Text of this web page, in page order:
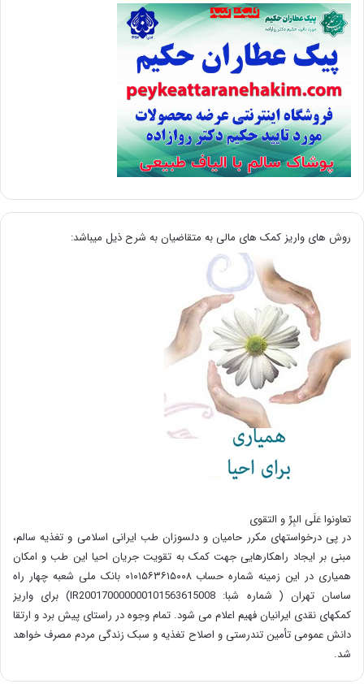
روش های واریز کمک های مالی به متقاضیان به شرح ذیل میباشد:
تعاونوا عَلَی البِرِّ و التقوی
در پی درخواستهای مکرر حامیان و دلسوزان طب ایرانی اسلامی و تغذیه سالم،
مبنی بر ایجاد راهکارهایی جهت کمک به تقویت جریان احیا این طب و امکان
همیاری در این زمینه شماره حساب ۰۱۰۱۵۶۳۶۱۵۰۰۸ بانک ملی شعبه چهار راه
ساسان تهران ( شماره شبا: IR200170000000101563615008) برای واریز
کمکهای نقدی ایرانیان فهیم اعلام می شود. تمام وجوه در راستای پیش برد و ارتقا
دانش عمومی تأمین تندرستی و اصلاح تغذیه و سبک زندگی مردم مصرف خواهد
شد.